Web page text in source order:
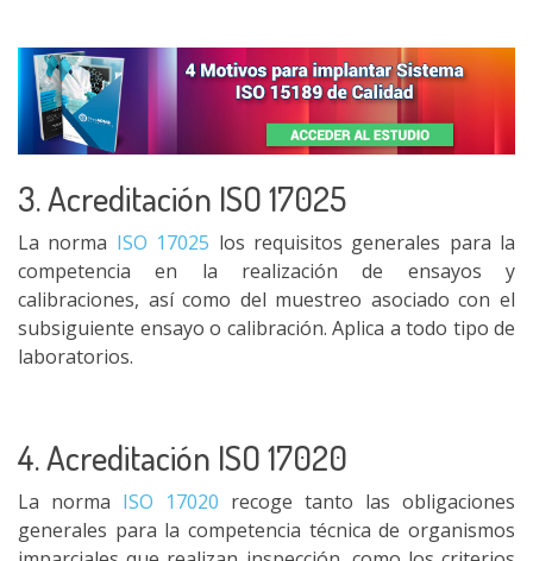
3. Acreditación ISO 17025
La norma ISO 17025 los requisitos generales para la
competencia en la realización de ensayos y
calibraciones, así como del muestreo asociado con el
subsiguiente ensayo o calibración. Aplica a todo tipo de
laboratorios.
4. Acreditación ISO 17020
La norma ISO 17020 recoge tanto las obligaciones
generales para la competencia técnica de organismos